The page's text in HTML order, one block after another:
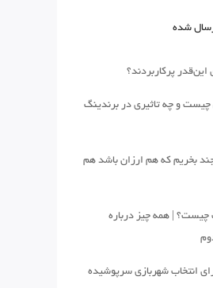
شده
پرکاربردند؟
چیست و چه تاثیری در برندینگ
بخریم که هم ارزان باشد هم
چیست؟ | همه چیز درباره
انتخاب شهربازی سرپوشیده